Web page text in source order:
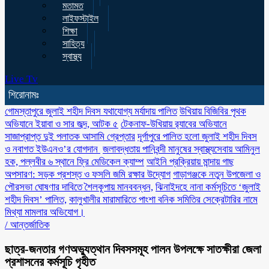
মতামত
লাইফস্টাইল
শিক্ষা
সাহিত্য
স্বাস্থ্য
Live Tv
শিরোনামঃ
গোমস্তাপুরে জুলাই শহীদ দিবস যথাযোগ্য মর্যাদায় পালিত উখিয়ায় বিজিবির পৃথক
অভিযানে ইয়াবা ও সার জব্দ, আটক ৫ টেকনাফ-উখিয়ায় র‌্যাবের অভিযানে
সাজাপ্রাপ্ত দুই পলাতক আসামি গ্রেপ্তার ‎দূর্গাপুরে পালিত হলো জুলাই শহীদ দিবস
ও নবাগত ইউএনও’র যোগদান ‎ জলাবদ্ধতায় পানিবন্দী মানুষের স্বাস্থ্যসেবায় আমিনুল
হক, পল্লবীর ৬ স্থানে ফ্রি মেডিকেল ক্যাম্প আইনি প্রক্রিয়ায় মান্দায় গাছ
অপসারণ: সড়ক প্রশস্ত ও ফসলি জমি রক্ষার উদ্যোগ গাড়াগঞ্জকে নতুন উপজেলা ও
পৌরসভা ঘোষণার দাবিতে শৈলকূপায় মানববন্ধন, ঝিনাইদহে নানা কর্মসূচিতে ‘জুলাই
শহীদ দিবস’ পালিত, কালুখালীর মারামারিতে পাংশা বনিক সমিতির সেক্রেটারির নামে
মিথ্যা মামলার অভিযোগ।
/ আন্তর্জাতিক
ছাত্র-জনতার গণঅভ্যুত্থান দিবসসমূহ পালন উপলক্ষে সাতক্ষীরা জেলা
প্রশাসনের কর্মসূচি গৃহীত